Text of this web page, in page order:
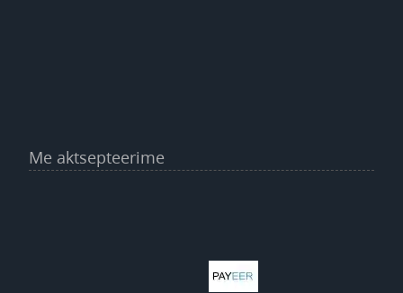
Me aktsepteerime